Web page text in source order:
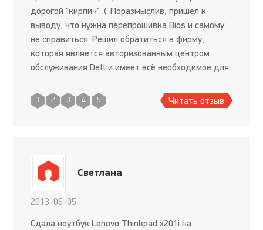
дорогой "кирпич" :(. Поразмыслив, пришел к
выводу, что нужна перепрошивка Bios и самому
не справиться. Решил обратиться в фирму,
которая является авторизованным центром
обслуживания Dell и имеет всё необходимое для
ответственное дело, которое можн
1 2 3 4 5 Читать отзыв
Светлана
2013-06-05
Сдала ноутбук Lenovo Thinkpad x201i на